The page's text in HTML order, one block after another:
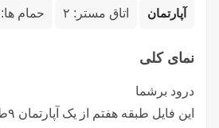
آپارتمان اتاق مستر: ۲ حمام ها:
نمای کلی
درود برشما